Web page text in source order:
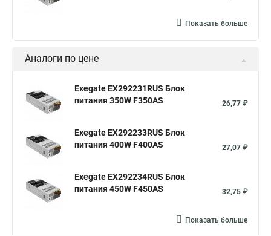
Показать больше
Аналоги по цене
Exegate EX292231RUS Блок
питания 350W F350AS
26,77 ₽
Exegate EX292233RUS Блок
питания 400W F400AS
27,07 ₽
Exegate EX292234RUS Блок
питания 450W F450AS
32,75 ₽
Показать больше